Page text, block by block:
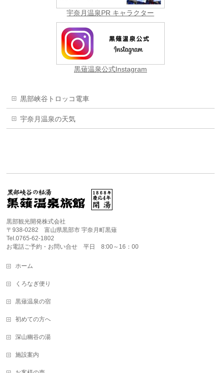
宇奈月温泉PR キャラクター
黒薙温泉公式Instagram
黒部峡谷トロッコ電車
宇奈月温泉の天気
黒部観光開発株式会社
〒938-0282 富山県黒部市 宇奈月町黒薙
Tel.0765-62-1802
お電話ご予約・お問い合せ 平日 8:00～16：00
ホーム
くろなぎ便り
黒薙温泉の宿
初めての方へ
深山幽谷の湯
施設案内